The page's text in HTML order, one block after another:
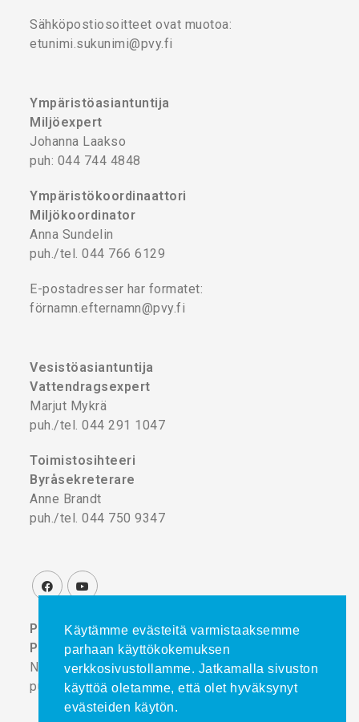
Sähköpostiosoitteet ovat muotoa:
etunimi.sukunimi@pvy.fi
Ympäristöasiantuntija
Miljöexpert
Johanna Laakso
puh: 044 744 4848
Ympäristökoordinaattori
Miljökoordinator
Anna Sundelin
puh./tel. 044 766 6129
E-postadresser har formatet:
förnamn.efternamn@pvy.fi
Vesistöasiantuntija
Vattendragsexpert
Marjut Mykrä
puh./tel. 044 291 1047
Toimistosihteeri
Byråsekreterare
Anne Brandt
puh./tel. 044 750 9347
Projektikoordinaattori
Projektkoordinator
Noora Turtinen
puh./tel. 044 777 8839
Käytämme evästeitä varmistaaksemme
parhaan käyttökokemuksen
verkkosivustollamme. Jatkamalla sivuston
käyttöä oletamme, että olet hyväksynyt
evästeiden käytön.